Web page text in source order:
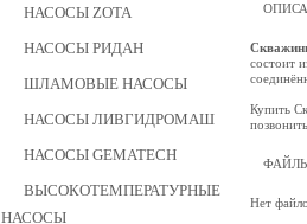
НАСОСЫ ZOTA
НАСОСЫ РИДАН
ШЛАМОВЫЕ НАСОСЫ
НАСОСЫ ЛИВГИДРОМАШ
НАСОСЫ GEMATECH
ВЫСОКОТЕМПЕРАТУРНЫЕ
НАСОСЫ
состоит
Купить
Нет